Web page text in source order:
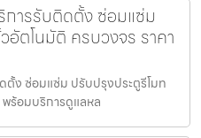
ารรับติดตั้ง ซ่อมแซ่ม
อัตโนมัติ ครบวงจร ราคา
ง ซ่อมแซ่ม ปรับปรุงประตูรีโมท
ร้อมบริการดูแลหล